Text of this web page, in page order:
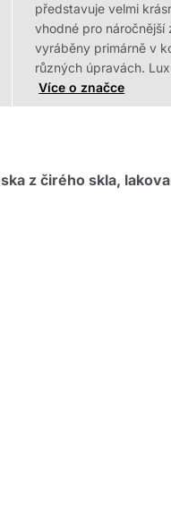
představuje velmi
vhodné pro náročnější
vyráběny primárně v
různých úpravách.
Více o značce
z čirého skla,